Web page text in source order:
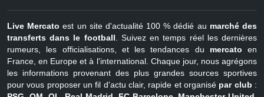
Live Mercato est un site d'actualité 100 % dédié au marché des
transferts dans le football . Suivez en temps réel les dernières
rumeurs, les officialisations, et les tendances du mercato en
France, en Europe et à l'international. Chaque jour, nous agrégons
les informations provenant des plus grandes sources sportives
pour vous proposer un fil d'actu clair, rapide et organisé par club :